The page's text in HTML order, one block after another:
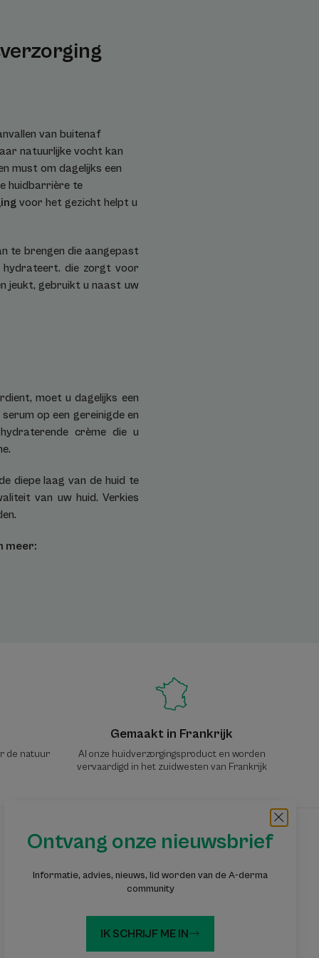
van buitenaf
natuurlijke vocht kan
must om dagelijks een
huidbarrière te
voor het gezicht helpt u
te brengen die aangepast
hydrateert. die zorgt voor
jeukt, gebruikt u naast uw
moet u dagelijks een
op een gereinigde en
crème die u
diepe laag van de huid te
van uw huid. Verkies
meer:
Ontvang onze nieuwsbrief
Informatie, advies, nieuws, lid worden van de A-derma
community
IK SCHRIJF ME IN
de natuur
Gemaakt in Frankrijk
Al onze huidverzorgingsproduct en worden
vervaardigd in het zuidwesten van Frankrijk
Ontvang onze nieuwsbrief
Informatie, advies, tips: word lid van de A-
DERMA-gemeenschap
Abonneer u op de nieuwsbrief